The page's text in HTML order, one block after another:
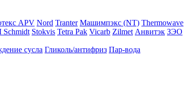
APV Nord Tranter Машимпэкс (NT) Thermowave
Schmidt Stokvis Tetra Pak Vicarb Zilmet Анвитэк ЗЭО
сусла Гликоль/антифриз Пар-вода